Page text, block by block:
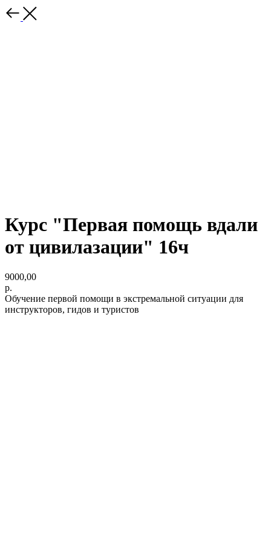
Курс "Первая помощь вдали
от цивилазации" 16ч
9000,00
р.
Обучение первой помощи в экстремальной ситуации для
инструкторов, гидов и туристов